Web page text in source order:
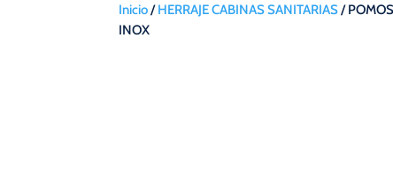
Inicio/HERRAJE CABINAS SANITARIAS/
INOX